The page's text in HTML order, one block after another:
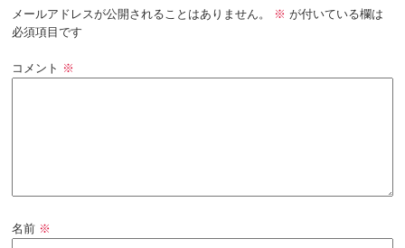
メールアドレスが公開されることはありません。 ※ が付いている欄は
必須項目です
コメント ※
名前 ※